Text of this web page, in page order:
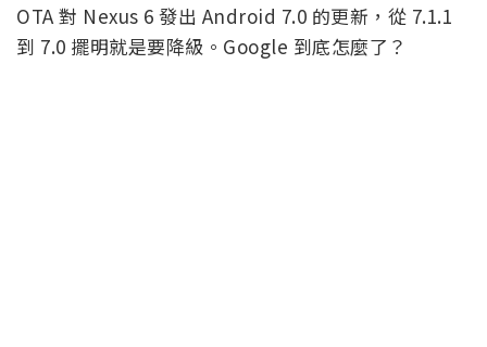
OTA 對 Nexus 6 發出 Android 7.0 的更新，從 7.1.1
到 7.0 擺明就是要降級。Google 到底怎麼了？